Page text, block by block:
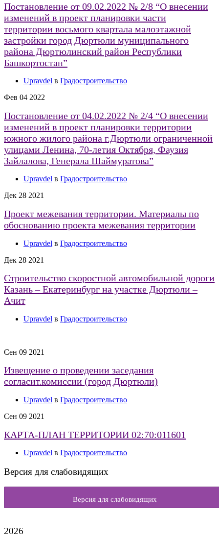
Постановление от 09.02.2022 № 2/8 “О внесении
изменений в проект планировки части
территории восьмого квартала малоэтажной
застройки город Дюртюли муниципального
района Дюртюлинский район Республики
Башкортостан”
Upravdel в Градостроительство
Фев 04 2022
Постановление от 04.02.2022 № 2/4 “О внесении
изменений в проект планировки территории
южного жилого района г.Дюртюли ограниченной
улицами Ленина, 70-летия Октября, Фаузия
Зайлалова, Генерала Шаймуратова”
Upravdel в Градостроительство
Дек 28 2021
Проект межевания территории. Материалы по
обоснованию проекта межевания территории
Upravdel в Градостроительство
Дек 28 2021
Строительство скоростной автомобильной дороги
Казань – Екатеринбург на участке Дюртюли –
Ачит
Upravdel в Градостроительство
Сен 09 2021
Извещение о проведении заседания
согласит.комиссии (город Дюртюли)
Upravdel в Градостроительство
Сен 09 2021
КАРТА-ПЛАН ТЕРРИТОРИИ 02:70:011601
Upravdel в Градостроительство
Версия для слабовидящих
Версия для слабовидящих
2026